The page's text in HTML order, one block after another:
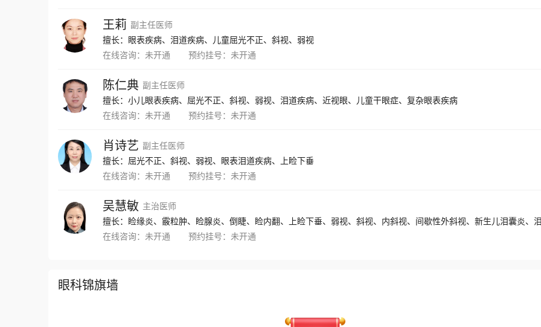
王莉 副主任医师
擅长：眼表疾病、泪道疾病、儿童屈光不正、斜视、弱视
在线咨询： 未开通 预约挂号： 未开通
陈仁典 副主任医师
擅长：小儿眼表疾病、屈光不正、斜视、弱视、泪道疾病、近视眼、儿童干眼症、复杂眼表疾病
在线咨询： 未开通 预约挂号： 未开通
肖诗艺 副主任医师
擅长：屈光不正、斜视、弱视、眼表泪道疾病、上睑下垂
在线咨询： 未开通 预约挂号： 未开通
吴慧敏 主治医师
在线咨询： 未开通 预约挂号： 未开通
眼科锦旗墙